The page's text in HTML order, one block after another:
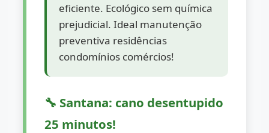
eficiente. Ecológico sem química
prejudicial. Ideal manutenção
preventiva residências
condomínios comércios!
🔧 Santana: cano desentupido
25 minutos!